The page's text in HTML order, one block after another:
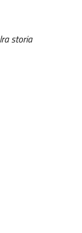
storia